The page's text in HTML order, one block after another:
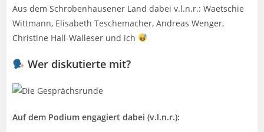
Aus dem Schrobenhausener Land dabei v.l.n.r.: Waetschie
Wittmann, Elisabeth Teschemacher, Andreas Wenger,
Christine Hall-Walleser und ich
Wer diskutierte mit?
Auf dem Podium engagiert dabei (v.l.n.r.):